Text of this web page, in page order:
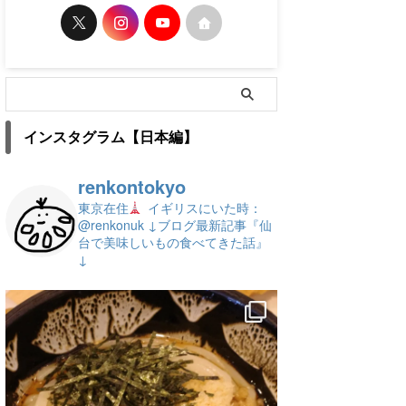
インスタグラム【日本編】
renkontokyo
東京在住
イギリスにいた時：
@renkonuk ↓ブログ最新記事『仙
台で美味しいもの食べてきた話』
↓